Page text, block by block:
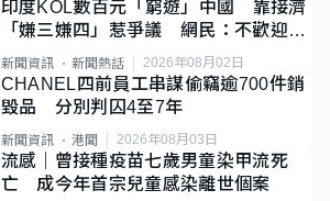
印度KOL數百元「窮遊」中國 靠接濟
「嫌三嫌四」惹爭議 網民：不歡迎劣
質旅客
新聞資訊 新聞熱話 2026年08月02日
CHANEL四前員工串謀偷竊逾700件銷
毀品 分別判囚4至7年
新聞資訊 港聞 2026年08月03日
流感｜曾接種疫苗七歲男童染甲流死
亡 成今年首宗兒童感染離世個案